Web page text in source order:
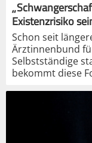
Existenzrisiko
Schon seit
Ärztinnenbund
Selbstständige
bekommt diese